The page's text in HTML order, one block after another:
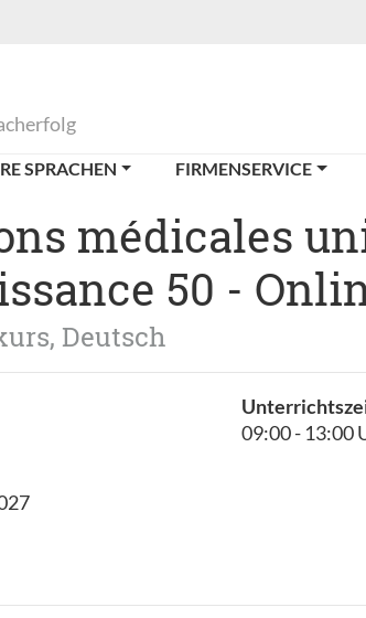
SPRACHEN FIRMENSERVICE
médicales
50 -
Deutsch
09:00 - 13:00